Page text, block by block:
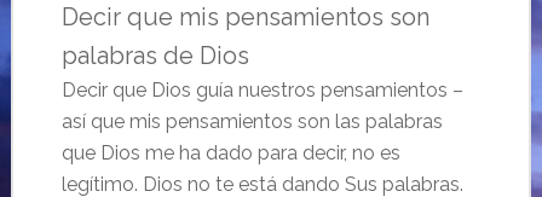
Decir que mis pensamientos son
palabras de Dios
Decir que Dios guía nuestros pensamientos –
así que mis pensamientos son las palabras
que Dios me ha dado para decir, no es
legítimo. Dios no te está dando Sus palabras.